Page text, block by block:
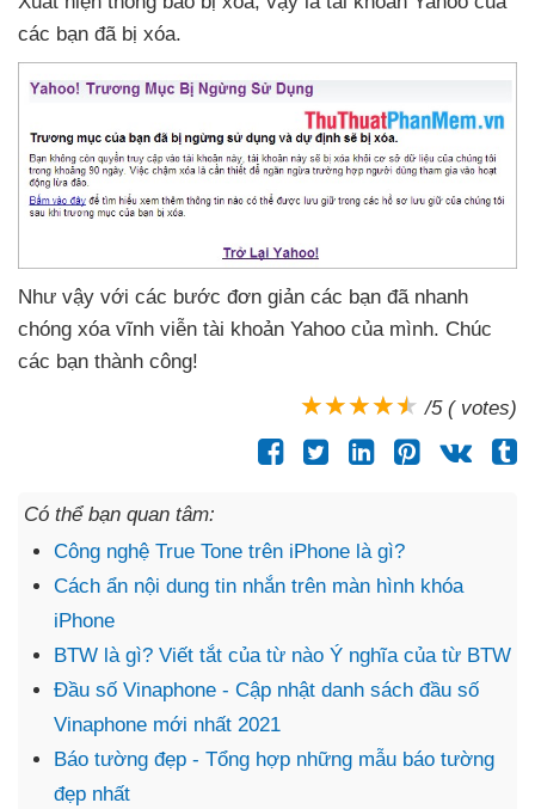
các bạn đã bị xóa.
Như vậy với các bước đơn giản các bạn đã nhanh
chóng xóa vĩnh viễn tài khoản Yahoo của mình. Chúc
các bạn thành công!
/5 ( votes)
Có thể bạn quan tâm:
Công nghệ True Tone trên iPhone là gì?
Cách ẩn nội dung tin nhắn trên màn hình khóa
iPhone
BTW là gì? Viết tắt của từ nào Ý nghĩa của từ BTW
Đầu số Vinaphone - Cập nhật danh sách đầu số
Vinaphone mới nhất 2021
Báo tường đẹp - Tổng hợp những mẫu báo tường
đẹp nhất